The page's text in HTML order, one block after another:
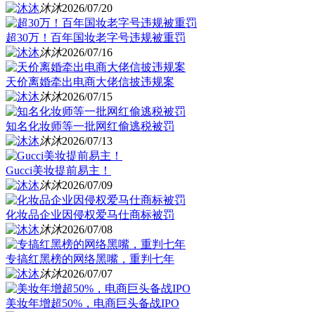
沐沐2026/07/20
超30万！百年国妆老字号违规被重罚
沐沐2026/07/16
天价离婚牵出电商大佬信披违规案
沐沐2026/07/15
知名化妆师等一批网红偷逃税被罚
沐沐2026/07/13
Gucci美妆提前易主！
沐沐2026/07/09
化妆品企业因侵权爱马仕商标被罚
沐沐2026/07/08
专搞红黑榜的网络黑嘴，重判七年
沐沐2026/07/07
美妆年增超50%，电商巨头备战IPO